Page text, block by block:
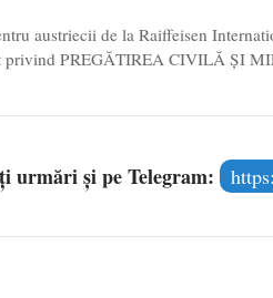
austriecii de la Raiffeisen
privind PREGĂTIREA CIVILĂ ȘI
urmări și pe Telegram: